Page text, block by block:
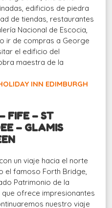
edificios de piedra
de tiendas, restaurantes
Nacional de Escocia,
ir de compras a George
el edificio del
maestra de la
INN EDIMBURGH
FIFE – ST
– GLAMIS
un viaje hacia el norte
el famoso Forth Bridge,
Patrimonio de la
que ofrece impresionantes
nuestro viaje